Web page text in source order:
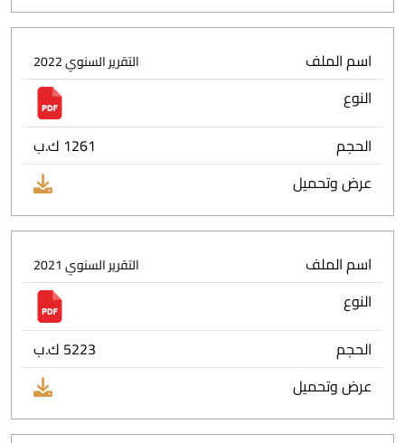
اسم الملف التقرير السنوي 2022
النوع
الحجم
1261 ك.ب
عرض وتحميل
اسم الملف التقرير السنوي 2021
النوع
الحجم
5223 ك.ب
عرض وتحميل